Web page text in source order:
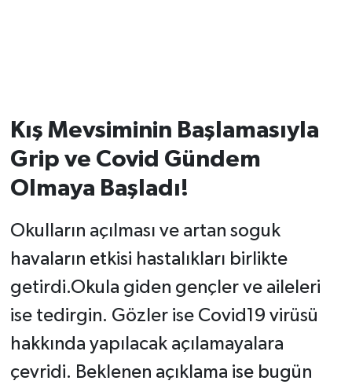
Kış Mevsiminin Başlamasıyla
Grip ve Covid Gündem
Olmaya Başladı!
Okulların açılması ve artan soguk
havaların etkisi hastalıkları birlikte
getirdi.Okula giden gençler ve aileleri
ise tedirgin. Gözler ise Covid19 virüsü
hakkında yapılacak açılamayalara
çevridi. Beklenen açıklama ise bugün